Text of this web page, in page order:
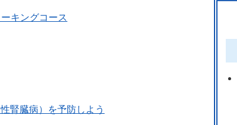
キングコース
腎臓病）を予防しよう